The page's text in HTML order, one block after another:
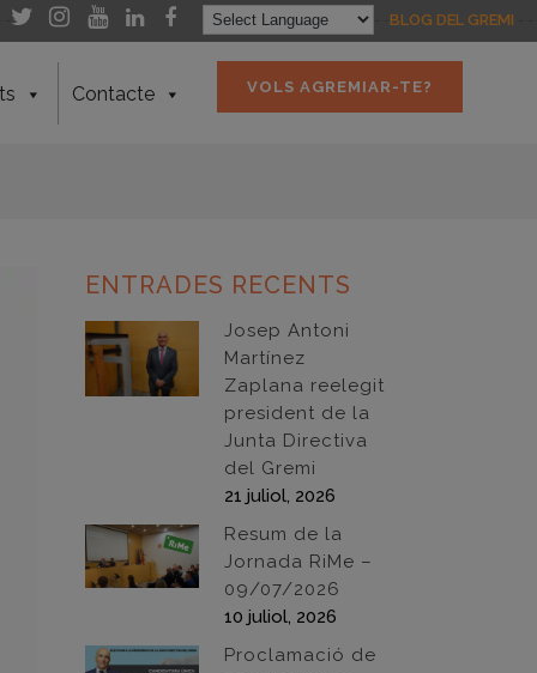
BLOG DEL GREMI
VOLS AGREMIAR-TE?
Contacte
ENTRADES RECENTS
Josep Antoni
Martínez
Zaplana reelegit
president de la
Junta Directiva
del Gremi
21 juliol, 2026
Resum de la
Jornada RiMe –
09/07/2026
10 juliol, 2026
Proclamació de